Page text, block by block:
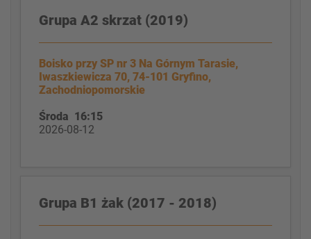
Grupa A2 skrzat (2019)
Boisko przy SP nr 3 Na Górnym Tarasie,
Iwaszkiewicza 70, 74-101 Gryfino,
Zachodniopomorskie
Środa 16:15
2026-08-12
Grupa B1 żak (2017 - 2018)